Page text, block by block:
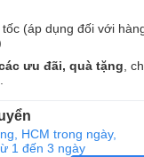
(áp dụng đối với
ưu đãi, quà tặng ,
HCM trong ngày,
1 đến 3 ngày